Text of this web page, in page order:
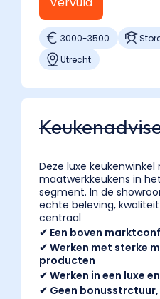
3000-3500
Utrecht
Deze luxe
maatwerkkeukens in
segment. In de
echte beleving,
centraal
✔ Een boven
✔ Werken met sterke
producten
✔ Werken in een luxe
✔ Geen